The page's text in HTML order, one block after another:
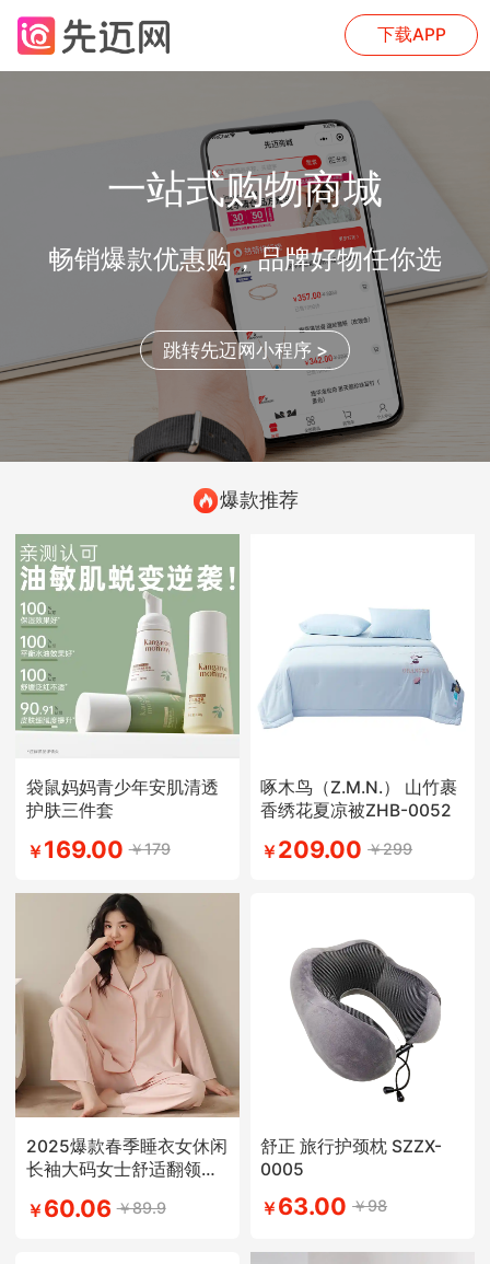
下载APP
一站式购物商城
畅销爆款优惠购，品牌好物任你选
跳转先迈网小程序 >
爆款推荐
袋鼠妈妈青少年安肌清透
护肤三件套
￥169.00 ￥179
啄木鸟（Z.M.N.） 山竹裹
香绣花夏凉被ZHB-0052
￥209.00 ￥299
2025爆款春季睡衣女休闲
长袖大码女士舒适翻领学
￥60.06 ￥89.9
舒正 旅行护颈枕 SZZX-
0005
￥63.00 ￥98